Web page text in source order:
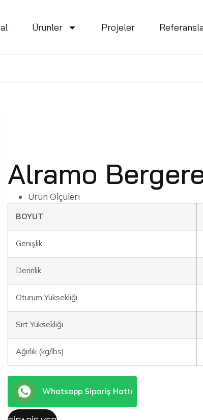
Ürünler Projeler
Alramo
Ürün Ölçüleri
BOYUT
Genişlik
Derinlik
Oturum Yüksekliği
Sırt Yüksekliği
Ağırlık (kg/lbs)
Whatsapp Sipariş Hattı